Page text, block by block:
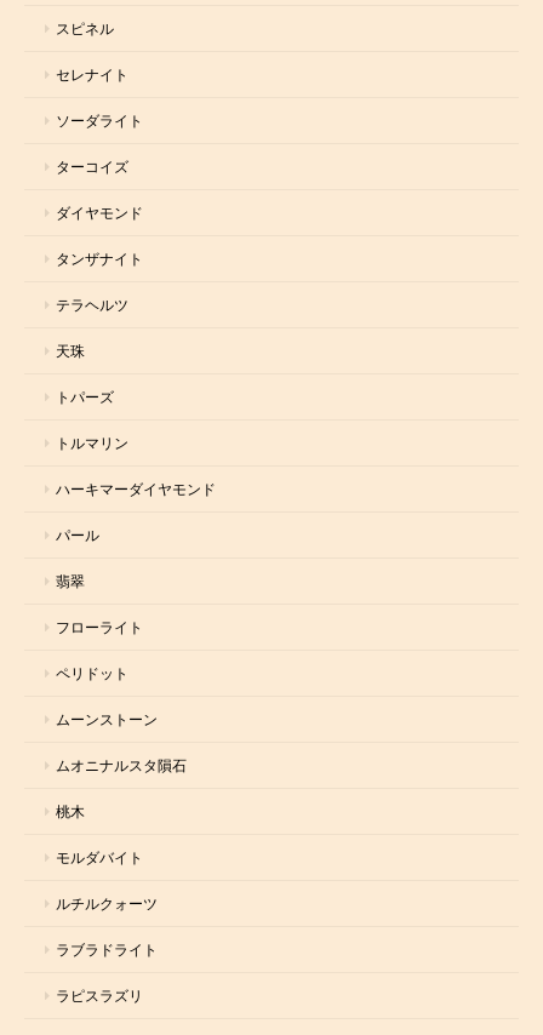
スピネル
セレナイト
ソーダライト
ターコイズ
ダイヤモンド
タンザナイト
テラヘルツ
天珠
トパーズ
トルマリン
ハーキマーダイヤモンド
パール
翡翠
フローライト
ペリドット
ムーンストーン
ムオニナルスタ隕石
桃木
モルダバイト
ルチルクォーツ
ラブラドライト
ラピスラズリ